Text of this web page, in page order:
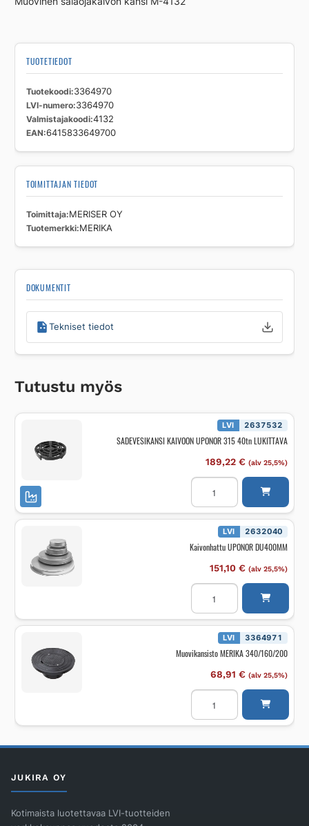
TUOTETIEDOT
Tuotekoodi 3364970
LVI-numero 3364970
Valmistajakoodi 4132
EAN 6415833649700
TOIMITTAJAN TIEDOT
Toimittaja MERISER OY
Tuotemerkki MERIKA
DOKUMENTIT
Tekniset tiedot
Tutustu myös
LVI 2637532
SADEVESIKANSI KAIVOON UPONOR 315 40tn LUKITTAVA
189,22 € (alv 25,5%)
SADEVESIKANSI
KAIVOON
UPONOR
315
40tn
LUKITTAVA
määrä
LVI 2632040
Kaivonhattu UPONOR DU400MM
151,10 € (alv 25,5%)
Kaivonhattu
UPONOR
DU400MM
määrä
LVI 3364971
Muovikansisto MERIKA 340/160/200
68,91 € (alv 25,5%)
Muovikansisto
MERIKA
340/160/200
määrä
JUKIRA OY
Kotimaista luotettavaa LVI-tuotteiden